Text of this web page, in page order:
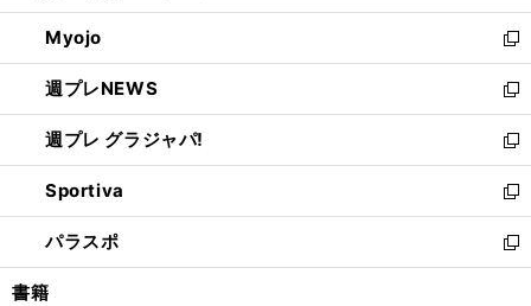
開
く
ウ
で
開
く
ン
ド
ウ
で
開
く
ウ
ィ
ン
ド
ウ
で
開
く
Myojo
新
し
い
ウ
ィ
ン
ド
ウ
で
開
週プレNEWS
新
し
い
ウ
ィ
ン
ド
ウ
週プレ グラジャパ!
新
し
い
ウ
ィ
ン
Sportiva
新
し
い
ウ
パラスポ
新
し
書籍